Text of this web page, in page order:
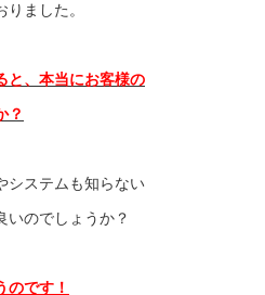
ました。
と、本当にお客様の
？
システムも知らない
いのでしょうか？
のです！